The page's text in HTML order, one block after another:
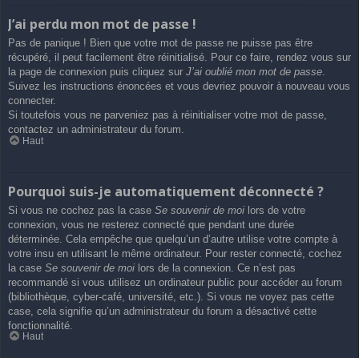
J’ai perdu mon mot de passe !
Pas de panique ! Bien que votre mot de passe ne puisse pas être
récupéré, il peut facilement être réinitialisé. Pour ce faire, rendez vous sur
la page de connexion puis cliquez sur J’ai oublié mon mot de passe.
Suivez les instructions énoncées et vous devriez pouvoir à nouveau vous
connecter.
Si toutefois vous ne parveniez pas à réinitialiser votre mot de passe,
contactez un administrateur du forum.
Haut
Pourquoi suis-je automatiquement déconnecté ?
Si vous ne cochez pas la case Se souvenir de moi lors de votre
connexion, vous ne resterez connecté que pendant une durée
déterminée. Cela empêche que quelqu’un d’autre utilise votre compte à
votre insu en utilisant le même ordinateur. Pour rester connecté, cochez
la case Se souvenir de moi lors de la connexion. Ce n’est pas
recommandé si vous utilisez un ordinateur public pour accéder au forum
(bibliothèque, cyber-café, université, etc.). Si vous ne voyez pas cette
case, cela signifie qu’un administrateur du forum a désactivé cette
fonctionnalité.
Haut